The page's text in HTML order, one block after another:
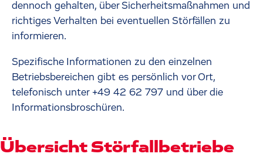
dennoch gehalten, über Sicherheitsmaßnahmen und
richtiges Verhalten bei eventuellen Störfällen zu
informieren.
Spezifische Informationen zu den einzelnen
Betriebsbereichen gibt es persönlich vor Ort,
telefonisch unter +49 42 62 797 und über die
Informationsbroschüren.
Übersicht Störfallbetriebe